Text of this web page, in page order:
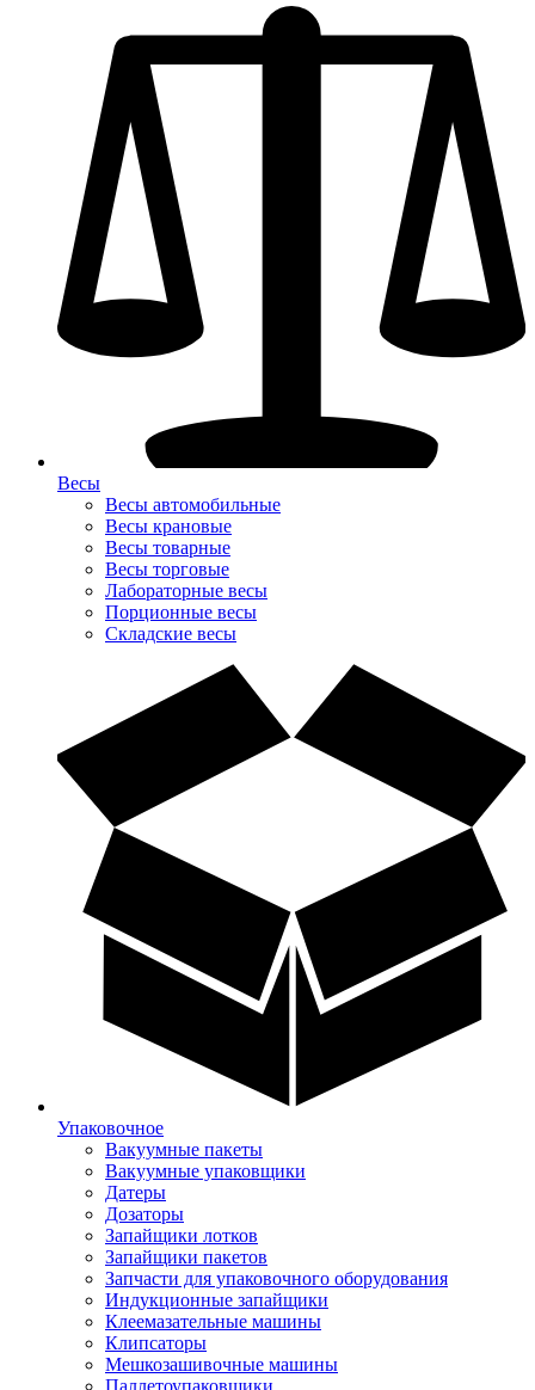
Весы
Весы автомобильные
Весы крановые
Весы товарные
Весы торговые
Лабораторные весы
Порционные весы
Складские весы
Упаковочное
Вакуумные пакеты
Вакуумные упаковщики
Датеры
Дозаторы
Запайщики лотков
Запайщики пакетов
Запчасти для упаковочного оборудования
Индукционные запайщики
Клеемазательные машины
Клипсаторы
Мешкозашивочные машины
Паллетоупаковщики